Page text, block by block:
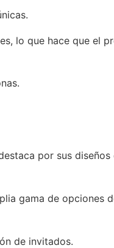
lo que hace que el
por sus
gama de opciones
de invitados.